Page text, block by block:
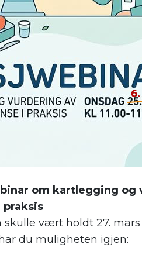
om kartlegging og
praksis
vært holdt 27.
du muligheten igjen: